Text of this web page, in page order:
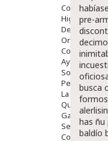
Cosmética
Higiene
Dentales
Ortopedia
Ayudas
Solares
Pedido
La Farmacia
Quienes
Galeria
Servicios
Cosmética
pre-
busca
has ñu
baldío